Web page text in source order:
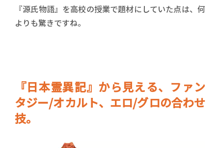
『源氏物語』を高校の授業で題材にしていた点は、何
よりも驚きですね。
『日本霊異記』から見える、ファン
タジー/オカルト、エロ/グロの合わせ
技。